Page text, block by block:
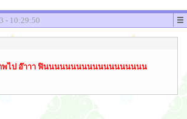
- 10:29:50
าพไป อ๊าาา ฟินนนนนนนนนนนนนนนนนนน